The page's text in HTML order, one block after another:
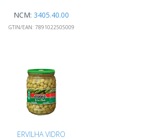
NCM: 3405.40.00
GTIN/EAN: 7891022505009
ERVILHA VIDRO